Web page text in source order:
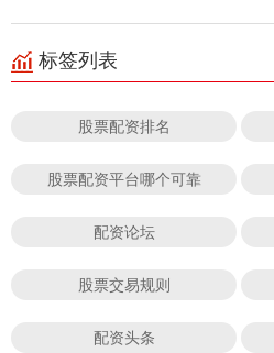
标签列表
股票配资排名
股票配资平台哪个可靠
配资论坛
股票交易规则
配资头条